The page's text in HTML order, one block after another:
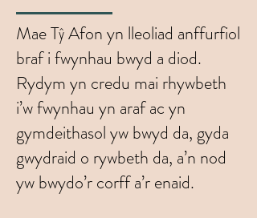
Mae Tŷ Afon yn lleoliad anffurfiol
braf i fwynhau bwyd a diod.
Rydym yn credu mai rhywbeth
i’w fwynhau yn araf ac yn
gymdeithasol yw bwyd da, gyda
gwydraid o rywbeth da, a’n nod
yw bwydo’r corff a’r enaid.